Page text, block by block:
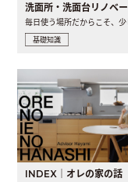
基礎知識
INDEX｜オレの家の話